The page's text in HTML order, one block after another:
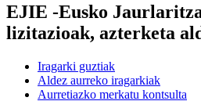
EJIE -Eusko
lizitazioak, azterketa
Iragarki guztiak
Aldez aurreko iragarkiak
Aurretiazko merkatu kontsulta